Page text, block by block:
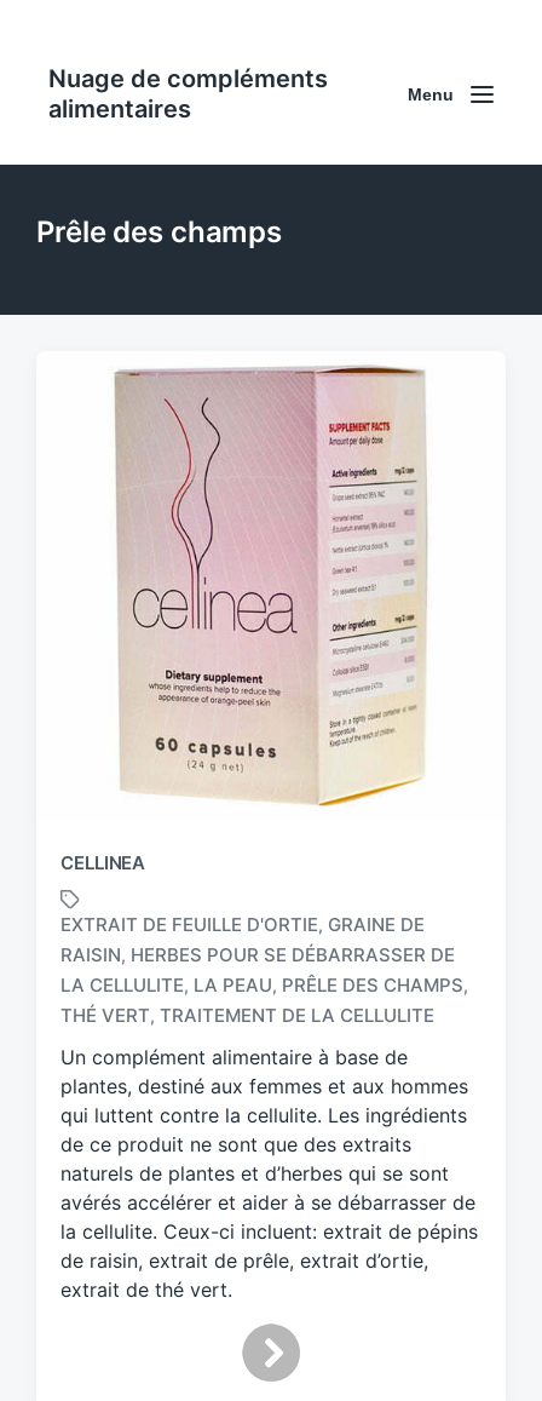
Nuage de compléments
alimentaires
Menu
Prêle des champs
CELLINEA
a
g
g
d
w
i
t
h
EXTRAIT DE FEUILLE D'ORTIE, GRAINE DE
RAISIN, HERBES POUR SE DÉBARRASSER DE
LA CELLULITE, LA PEAU, PRÊLE DES CHAMPS,
THÉ VERT, TRAITEMENT DE LA CELLULITE
Un complément alimentaire à base de
plantes, destiné aux femmes et aux hommes
qui luttent contre la cellulite. Les ingrédients
de ce produit ne sont que des extraits
naturels de plantes et d’herbes qui se sont
avérés accélérer et aider à se débarrasser de
la cellulite. Ceux-ci incluent: extrait de pépins
de raisin, extrait de prêle, extrait d’ortie,
extrait de thé vert.